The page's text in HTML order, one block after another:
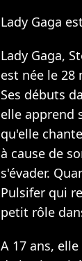
Lady Gaga
Lady Gaga,
est née le 28
Ses débuts
elle apprend
qu'elle
à cause de
s'évader.
Pulsifer qui
petit rôle
A 17 ans,